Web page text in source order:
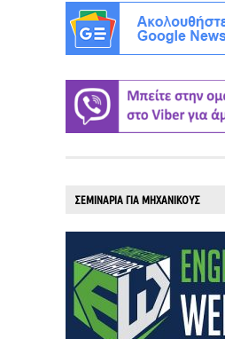
ΣΕΜΙΝΑΡΙΑ ΓΙΑ ΜΗΧΑΝΙΚΟΥΣ